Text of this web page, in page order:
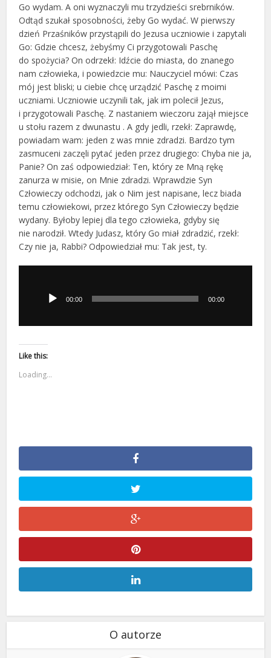
Go wydam. A oni wyznaczyli mu trzydzieści srebrników.
Odtąd szukał sposobności, żeby Go wydać. W pierwszy
dzień Przaśników przystąpili do Jezusa uczniowie i zapytali
Go: Gdzie chcesz, żebyśmy Ci przygotowali Paschę
do spożycia? On odrzekł: Idźcie do miasta, do znanego
nam człowieka, i powiedzcie mu: Nauczyciel mówi: Czas
mój jest bliski; u ciebie chcę urządzić Paschę z moimi
uczniami. Uczniowie uczynili tak, jak im polecił Jezus,
i przygotowali Paschę. Z nastaniem wieczoru zajął miejsce
u stołu razem z dwunastu . A gdy jedli, rzekł: Zaprawdę,
powiadam wam: jeden z was mnie zdradzi. Bardzo tym
zasmuceni zaczęli pytać jeden przez drugiego: Chyba nie ja,
Panie? On zaś odpowiedział: Ten, który ze Mną rękę
zanurza w misie, on Mnie zdradzi. Wprawdzie Syn
Człowieczy odchodzi, jak o Nim jest napisane, lecz biada
temu człowiekowi, przez którego Syn Człowieczy będzie
wydany. Byłoby lepiej dla tego człowieka, gdyby się
nie narodził. Wtedy Judasz, który Go miał zdradzić, rzekł:
Czy nie ja, Rabbi? Odpowiedział mu: Tak jest, ty.
dźwiękowych00:00 00:00
Like this:
Loading...
O autorze